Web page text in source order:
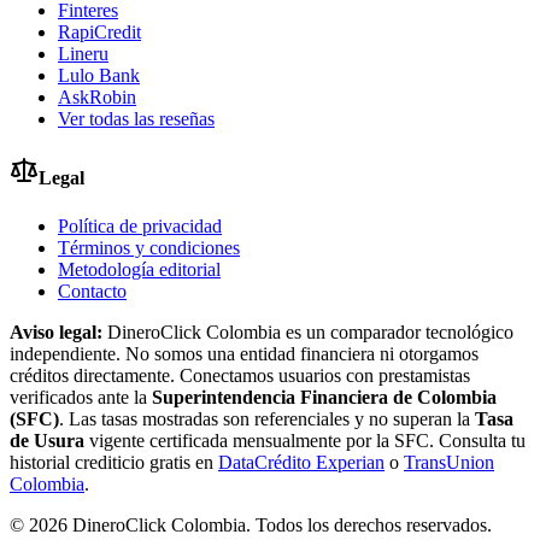
Finteres
RapiCredit
Lineru
Lulo Bank
AskRobin
Ver todas las reseñas
Legal
Política de privacidad
Términos y condiciones
Metodología editorial
Contacto
Aviso legal: DineroClick Colombia es un comparador tecnológico
independiente. No somos una entidad financiera ni otorgamos
créditos directamente. Conectamos usuarios con prestamistas
verificados ante la Superintendencia Financiera de Colombia
(SFC). Las tasas mostradas son referenciales y no superan la Tasa
de Usura vigente certificada mensualmente por la SFC. Consulta tu
historial crediticio gratis en DataCrédito Experian o TransUnion
Colombia.
© 2026 DineroClick Colombia. Todos los derechos reservados.